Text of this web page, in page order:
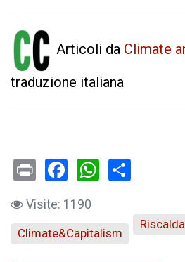
Articoli da Climate
traduzione italiana
PrintFacebook
Visite: 1190
Climate&Capitalism